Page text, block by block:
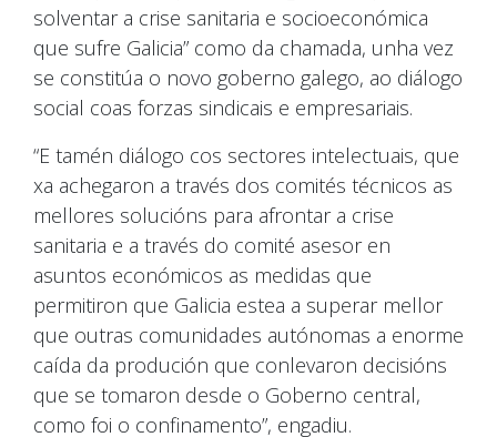
solventar a crise sanitaria e socioeconómica
que sufre Galicia” como da chamada, unha vez
se constitúa o novo goberno galego, ao diálogo
social coas forzas sindicais e empresariais.
“E tamén diálogo cos sectores intelectuais, que
xa achegaron a través dos comités técnicos as
mellores solucións para afrontar a crise
sanitaria e a través do comité asesor en
asuntos económicos as medidas que
permitiron que Galicia estea a superar mellor
que outras comunidades autónomas a enorme
caída da produción que conlevaron decisións
que se tomaron desde o Goberno central,
como foi o confinamento”, engadiu.